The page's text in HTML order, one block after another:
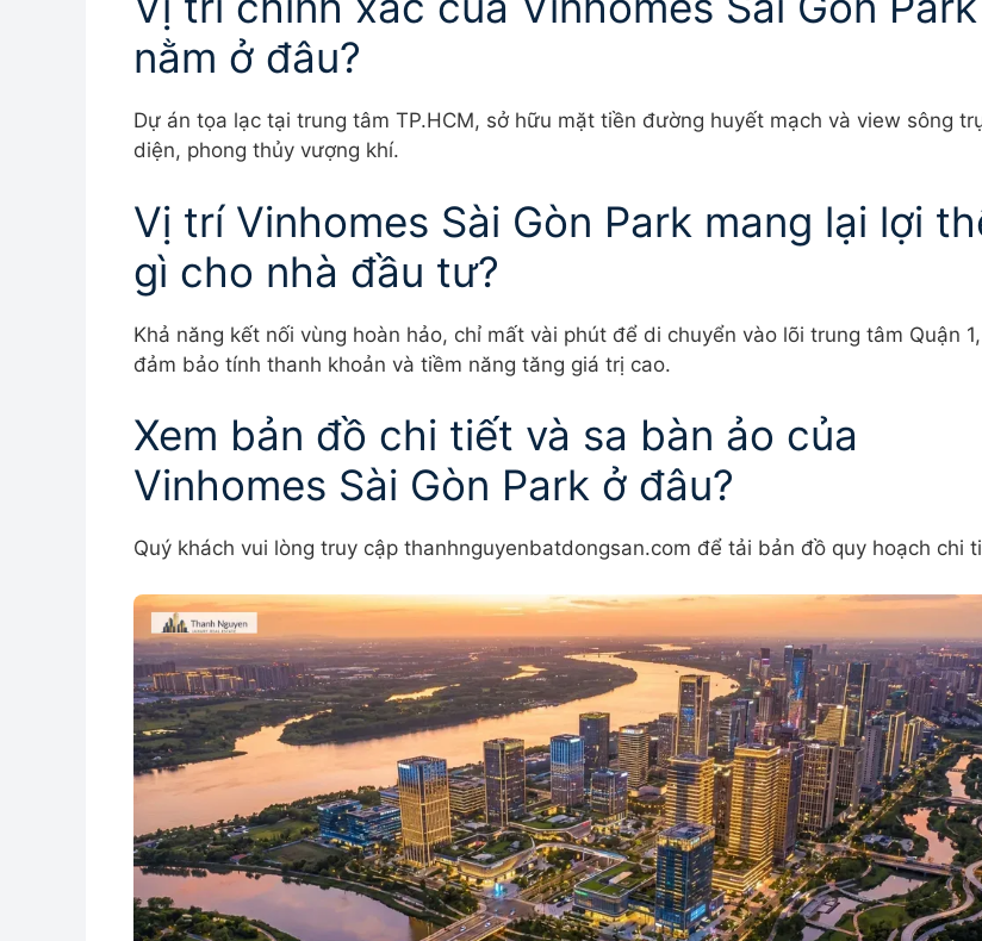
nằm ở đâu?
Dự án tọa lạc tại trung tâm TP.HCM, sở hữu mặt tiền đường huyết mạch và view sông
diện, phong thủy vượng khí.
Vị trí Vinhomes Sài Gòn Park mang lại lợi
gì cho nhà đầu tư?
Khả năng kết nối vùng hoàn hảo, chỉ mất vài phút để di chuyển vào lõi trung tâm Quận 1,
đảm bảo tính thanh khoản và tiềm năng tăng giá trị cao.
Xem bản đồ chi tiết và sa bàn ảo của
Vinhomes Sài Gòn Park ở đâu?
Quý khách vui lòng truy cập thanhnguyenbatdongsan.com để tải bản đồ quy hoạch chi